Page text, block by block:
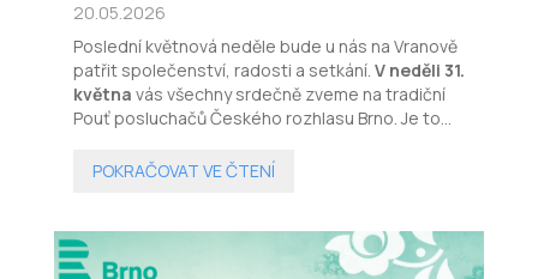
20.05.2026
Poslední květnová neděle bude u nás na Vranově
patřit společenství, radosti a setkání. V neděli 31.
května vás všechny srdečně zveme na tradiční
Pouť posluchačů Českého rozhlasu Brno. Je to
s naším poutním místem a vytvoří
POKRAČOVAT VE ČTENÍ